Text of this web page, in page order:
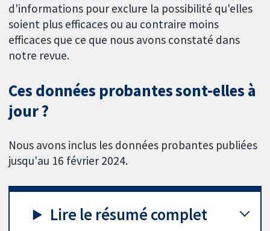
d'informations pour exclure la possibilité qu'elles
soient plus efficaces ou au contraire moins
efficaces que ce que nous avons constaté dans
notre revue.
Ces données probantes sont-elles à
jour ?
Nous avons inclus les données probantes publiées
jusqu'au 16 février 2024.
Lire le résumé complet